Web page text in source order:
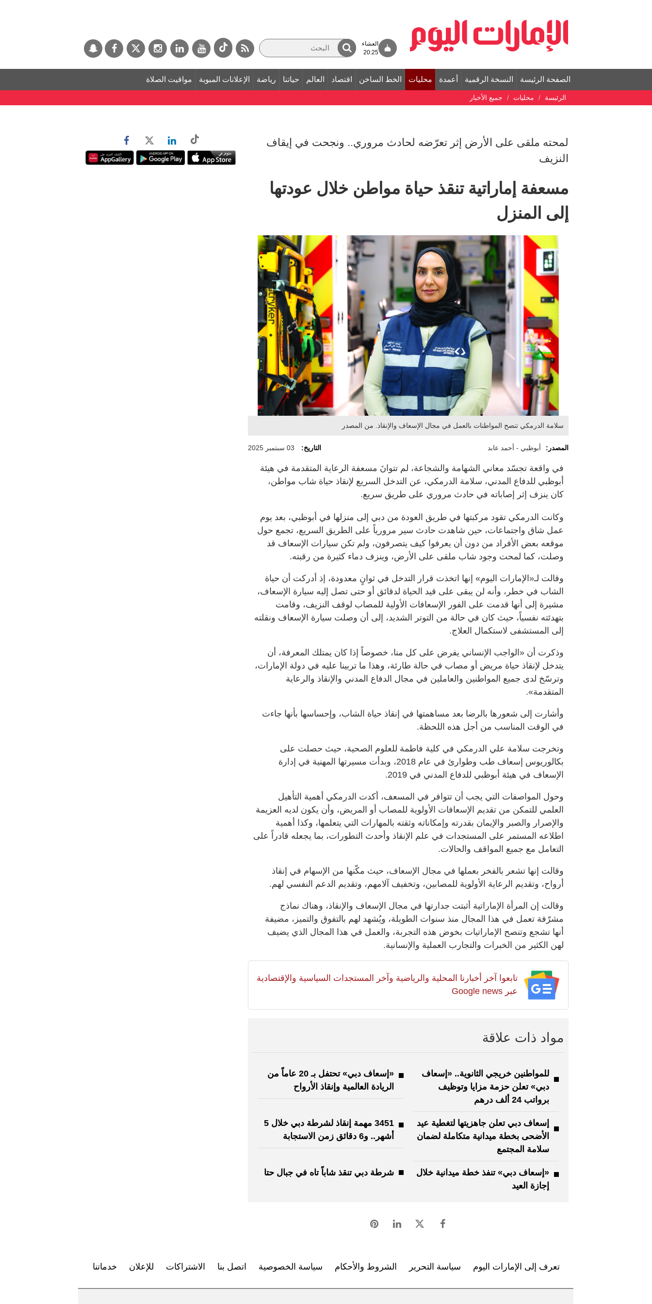
العشاء
20:25
الصفحة الرئيسة النسخة الرقمية أعمدة محليات الخط الساخن اقتصاد العالم حياتنا رياضة الإعلانات المبوبة مواقيت الصلاة
الرئيسة محليات جميع الأخبار
لمحته ملقى على الأرض إثر تعرّضه لحادث مروري.. ونجحت في إيقاف
النزيف
مسعفة إماراتية تنقذ حياة مواطن خلال عودتها
إلى المنزل
سلامة الدرمكي تنصح المواطنات بالعمل في مجال الإسعاف والإنقاذ. من المصدر
المصدر: أبوظبي - أحمد عابد التاريخ: 03 سبتمبر 2025
في واقعة تجسّد معاني الشهامة والشجاعة، لم تتوانَ مسعفة الرعاية المتقدمة في هيئة
أبوظبي للدفاع المدني، سلامة الدرمكي، عن التدخل السريع لإنقاذ حياة شاب مواطن،
كان ينزف إثر إصاباته في حادث مروري على طريق سريع.
وكانت الدرمكي تقود مركبتها في طريق العودة من دبي إلى منزلها في أبوظبي، بعد يوم
عمل شاق واجتماعات، حين شاهدت حادث سير مرورياً على الطريق السريع، تجمع حول
موقعه بعض الأفراد من دون أن يعرفوا كيف يتصرفون، ولم تكن سيارات الإسعاف قد
وصلت، كما لمحت وجود شاب ملقى على الأرض، وينزف دماء كثيرة من رقبته.
وقالت لـ«الإمارات اليوم» إنها اتخذت قرار التدخل في ثوانٍ معدودة، إذ أدركت أن حياة
الشاب في خطر، وأنه لن يبقى على قيد الحياة لدقائق أو حتى تصل إليه سيارة الإسعاف،
مشيرة إلى أنها قدمت على الفور الإسعافات الأولية للمصاب لوقف النزيف، وقامت
بتهدئته نفسياً، حيث كان في حالة من التوتر الشديد، إلى أن وصلت سيارة الإسعاف ونقلته
إلى المستشفى لاستكمال العلاج.
وذكرت أن «الواجب الإنساني يفرض على كل منا، خصوصاً إذا كان يمتلك المعرفة، أن
يتدخل لإنقاذ حياة مريض أو مصاب في حالة طارئة، وهذا ما تربينا عليه في دولة الإمارات،
وترسّخ لدى جميع المواطنين والعاملين في مجال الدفاع المدني والإنقاذ والرعاية
المتقدمة».
وأشارت إلى شعورها بالرضا بعد مساهمتها في إنقاذ حياة الشاب، وإحساسها بأنها جاءت
في الوقت المناسب من أجل هذه اللحظة.
وتخرجت سلامة علي الدرمكي في كلية فاطمة للعلوم الصحية، حيث حصلت على
بكالوريوس إسعاف طب وطوارئ في عام 2018، وبدأت مسيرتها المهنية في إدارة
الإسعاف في هيئة أبوظبي للدفاع المدني في 2019.
وحول المواصفات التي يجب أن تتوافر في المسعف، أكدت الدرمكي أهمية التأهيل
العلمي للتمكن من تقديم الإسعافات الأولوية للمصاب أو المريض، وأن يكون لديه العزيمة
والإصرار والصبر والإيمان بقدرته وإمكاناته وثقته بالمهارات التي يتعلمها، وكذا أهمية
اطلاعه المستمر على المستجدات في علم الإنقاذ وأحدث التطورات، بما يجعله قادراً على
التعامل مع جميع المواقف والحالات.
وقالت إنها تشعر بالفخر بعملها في مجال الإسعاف، حيث مكّنها من الإسهام في إنقاذ
أرواح، وتقديم الرعاية الأولوية للمصابين، وتخفيف آلامهم، وتقديم الدعم النفسي لهم.
وقالت إن المرأة الإماراتية أثبتت جدارتها في مجال الإسعاف والإنقاذ، وهناك نماذج
مشرّفة تعمل في هذا المجال منذ سنوات الطويلة، ويُشهد لهم بالتفوق والتميز، مضيفة
أنها تشجع وتنصح الإماراتيات بخوض هذه التجربة، والعمل في هذا المجال الذي يضيف
لهن الكثير من الخبرات والتجارب العملية والإنسانية.
تابعوا آخر أخبارنا المحلية والرياضية وآخر المستجدات السياسية والإقتصادية
عبر Google news
مواد ذات علاقة
للمواطنين خريجي الثانوية.. «إسعاف
دبي» تعلن حزمة مزايا وتوظيف
برواتب 24 ألف درهم
«إسعاف دبي» تحتفل بـ 20 عاماً من
الريادة العالمية وإنقاذ الأرواح
إسعاف دبي تعلن جاهزيتها لتغطية عيد
الأضحى بخطة ميدانية متكاملة لضمان
سلامة المجتمع
3451 مهمة إنقاذ لشرطة دبي خلال 5
أشهر.. و6 دقائق زمن الاستجابة
«إسعاف دبي» تنفذ خطة ميدانية خلال
إجازة العيد
شرطة دبي تنقذ شاباً تاه في جبال حتا
تعرف إلى الإمارات اليوم سياسة التحرير الشروط والأحكام سياسة الخصوصية اتصل بنا الاشتراكات للإعلان خدماتنا